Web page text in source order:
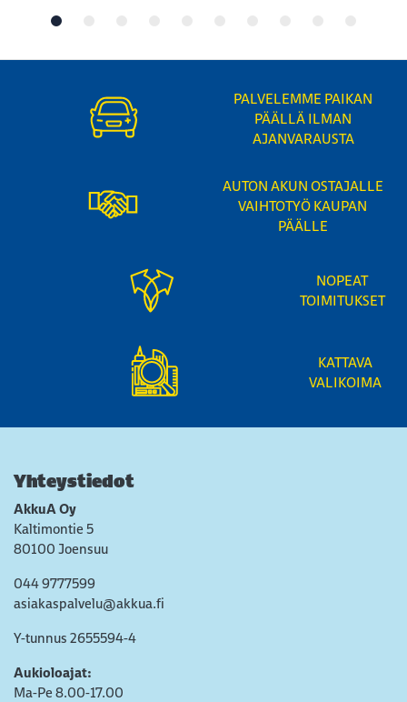
PALVELEMME PAIKAN
PÄÄLLÄ ILMAN
AJANVARAUSTA
AUTON AKUN OSTAJALLE
VAIHTOTYÖ KAUPAN
PÄÄLLE
NOPEAT
TOIMITUKSET
KATTAVA
VALIKOIMA
Yhteystiedot
AkkuA Oy
Kaltimontie 5
80100 Joensuu
044 9777599
asiakaspalvelu@akkua.fi
Y-tunnus 2655594-4
Aukioloajat:
Ma-Pe 8.00-17.00